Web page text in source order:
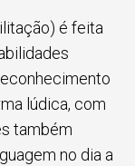
é feita
lúdica, com
também
no dia a